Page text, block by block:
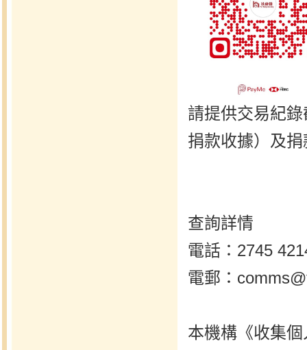
請提供交易紀
捐款收據）及
查詢詳情
電話：2745
電郵：
本機構《收集